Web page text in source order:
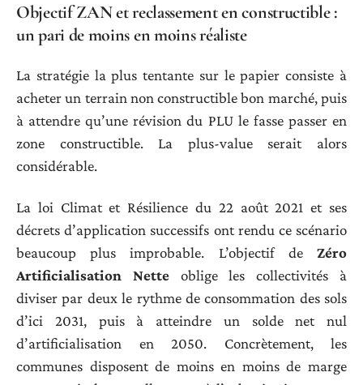
Objectif ZAN et reclassement en constructible :
un pari de moins en moins réaliste
La stratégie la plus tentante sur le papier consiste à
acheter un terrain non constructible bon marché, puis
à attendre qu’une révision du PLU le fasse passer en
zone constructible. La plus-value serait alors
considérable.
La loi Climat et Résilience du 22 août 2021 et ses
décrets d’application successifs ont rendu ce scénario
beaucoup plus improbable. L’objectif de Zéro
Artificialisation Netteoblige les collectivités à
diviser par deux le rythme de consommation des sols
d’ici 2031, puis à atteindre un solde net nul
d’artificialisation en 2050. Concrètement, les
communes disposent de moins en moins de marge